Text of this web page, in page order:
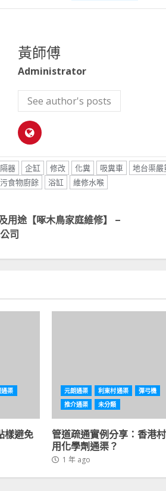
黃師傅
Administrator
See author's posts
器 企缸 修改 化糞 吸糞車 地台渠嚴
食物廚餘 浴缸 維修水喉
用途【啄木鳥家庭維修】 –
司
渠
樣避免
元朗通渠 利東村通渠
彈弓機
推介通渠
未分類
管道疏通實例分享：香港
用化學劑通渠？
1 年 ago